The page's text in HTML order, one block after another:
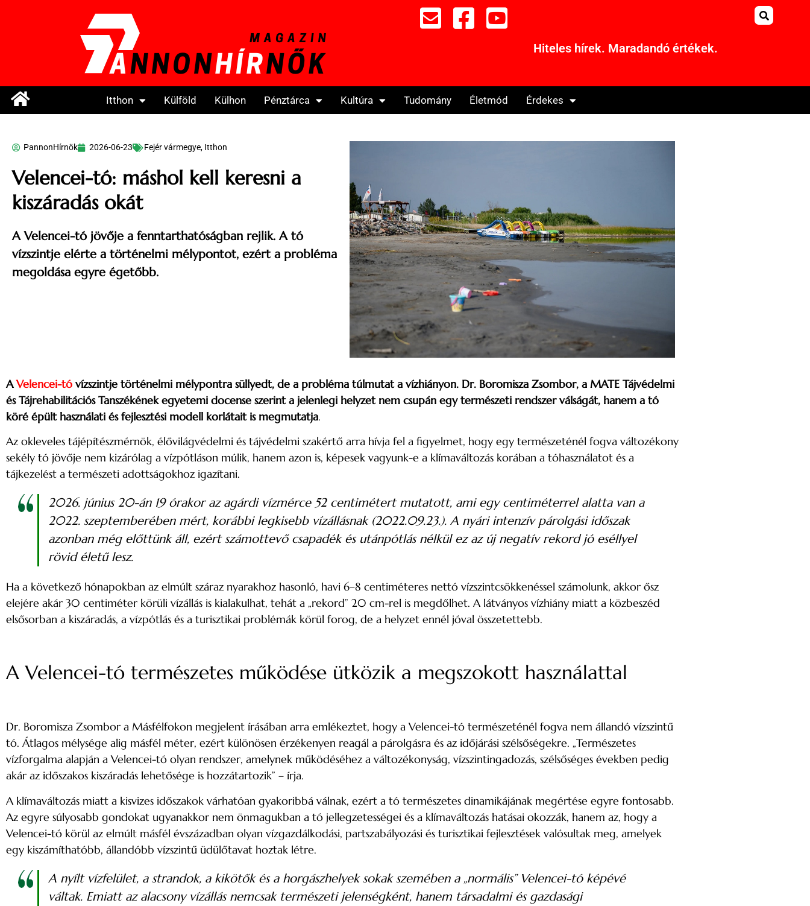
Hiteles hírek. Maradandó értékek.
Itthon Külföld Külhon Pénztárca Kultúra Tudomány Életmód Érdekes
PannonHírnök 2026-06-23 Fejér vármegye, Itthon
Velencei-tó: máshol kell keresni a
kiszáradás okát
A Velencei-tó jövője a fenntarthatóságban rejlik. A tó
vízszintje elérte a történelmi mélypontot, ezért a probléma
megoldása egyre égetőbb.
AVelencei-tó vízszintje történelmi mélypontra süllyedt, de a probléma túlmutat a vízhiányon. Dr. Boromisza Zsombor, a MATE Tájvédelmi
és Tájrehabilitációs Tanszékének egyetemi docense szerint a jelenlegi helyzet nem csupán egy természeti rendszer válságát, hanem a tó
köré épült használati és fejlesztési modell korlátait is megmutatja.
Az okleveles tájépítészmérnök, élővilágvédelmi és tájvédelmi szakértő arra hívja fel a figyelmet, hogy egy természeténél fogva változékony
sekély tó jövője nem kizárólag a vízpótláson múlik, hanem azon is, képesek vagyunk-e a klímaváltozás korában a tóhasználatot és a
tájkezelést a természeti adottságokhoz igazítani.
2026. június 20-án 19 órakor az agárdi vízmérce 52 centimétert mutatott, ami egy centiméterrel alatta van a
2022. szeptemberében mért, korábbi legkisebb vízállásnak (2022.09.23.). A nyári intenzív párolgási időszak
azonban még előttünk áll, ezért számottevő csapadék és utánpótlás nélkül ez az új negatív rekord jó eséllyel
rövid életű lesz.
Ha a következő hónapokban az elmúlt száraz nyarakhoz hasonló, havi 6–8 centiméteres nettó vízszintcsökkenéssel számolunk, akkor ősz
elejére akár 30 centiméter körüli vízállás is kialakulhat, tehát a „rekord” 20 cm-rel is megdőlhet. A látványos vízhiány miatt a közbeszéd
elsősorban a kiszáradás, a vízpótlás és a turisztikai problémák körül forog, de a helyzet ennél jóval összetettebb.
A Velencei-tó természetes működése ütközik a megszokott használattal
Dr. Boromisza Zsombor a Másfélfokon megjelent írásában arra emlékeztet, hogy a Velencei-tó természeténél fogva nem állandó vízszintű
tó. Átlagos mélysége alig másfél méter, ezért különösen érzékenyen reagál a párolgásra és az időjárási szélsőségekre. „Természetes
vízforgalma alapján a Velencei-tó olyan rendszer, amelynek működéséhez a változékonyság, vízszintingadozás, szélsőséges években pedig
akár az időszakos kiszáradás lehetősége is hozzátartozik” ­– írja.
A klímaváltozás miatt a kisvizes időszakok várhatóan gyakoribbá válnak, ezért a tó természetes dinamikájának megértése egyre fontosabb.
Az egyre súlyosabb gondokat ugyanakkor nem önmagukban a tó jellegzetességei és a klímaváltozás hatásai okozzák, hanem az, hogy a
Velencei-tó körül az elmúlt másfél évszázadban olyan vízgazdálkodási, partszabályozási és turisztikai fejlesztések valósultak meg, amelyek
egy kiszámíthatóbb, állandóbb vízszintű üdülőtavat hoztak létre.
A nyílt vízfelület, a strandok, a kikötők és a horgászhelyek sokak szemében a „normális” Velencei-tó képévé
váltak. Emiatt az alacsony vízállás nemcsak természeti jelenségként, hanem társadalmi és gazdasági